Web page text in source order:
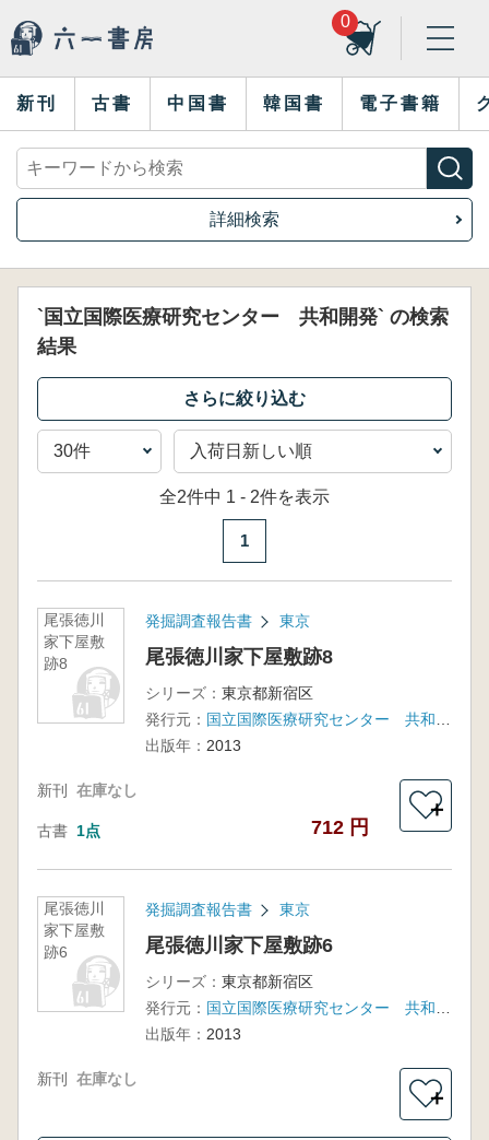
0
新刊 古書 中国書 韓国書 電子書籍
詳細検索
`国立国際医療研究センター 共和開発` の検索
結果
全2件中 1 - 2件を表示
1
尾張徳川
家下屋敷
跡8
発掘調査報告書 東京
尾張徳川家下屋敷跡8
シリーズ： 東京都新宿区
発行元：
出版年： 2013
新刊 在庫なし
古書 1点 712 円
＋
尾張徳川
家下屋敷
跡6
発掘調査報告書 東京
尾張徳川家下屋敷跡6
シリーズ： 東京都新宿区
発行元：
出版年： 2013
新刊 在庫なし
＋